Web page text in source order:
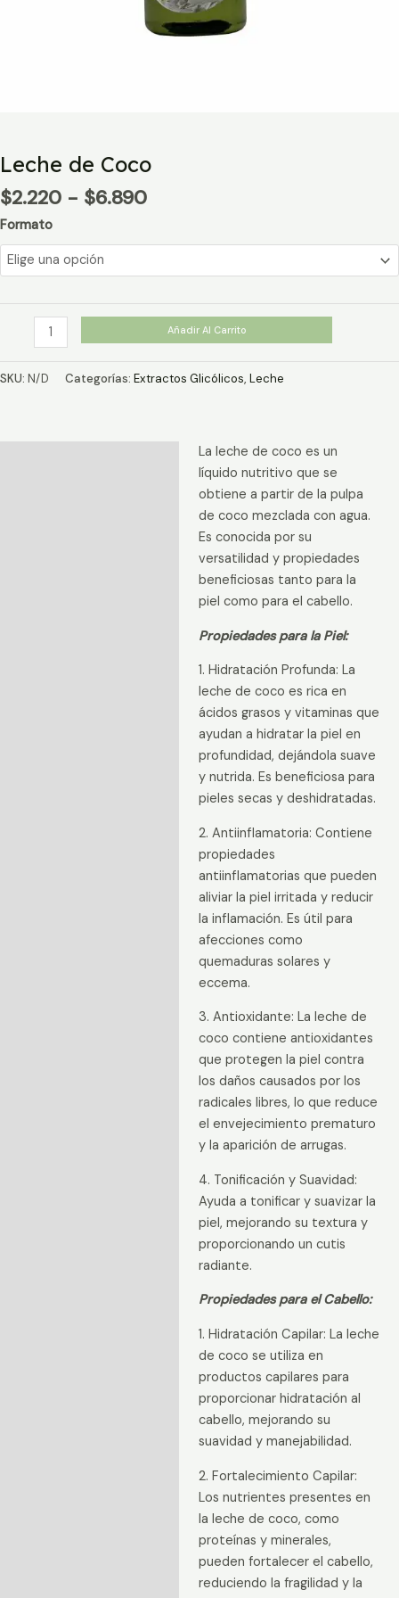
Leche de Coco
$2.220 - $6.890Rango
precios:
$2.220
hasta
$6.890
Formato
Añadir Al Carrito
SKU: N/D Categorías: Extractos Glicólicos, Leche
La leche de coco es un
líquido nutritivo que se
obtiene a partir de la pulpa
de coco mezclada con agua.
Es conocida por su
versatilidad y propiedades
beneficiosas tanto para la
piel como para el cabello.
Propiedades para la Piel:
1. Hidratación Profunda: La
leche de coco es rica en
ácidos grasos y vitaminas que
ayudan a hidratar la piel en
profundidad, dejándola suave
y nutrida. Es beneficiosa para
pieles secas y deshidratadas.
2. Antiinflamatoria: Contiene
propiedades
antiinflamatorias que pueden
aliviar la piel irritada y reducir
la inflamación. Es útil para
afecciones como
quemaduras solares y
eccema.
3. Antioxidante: La leche de
coco contiene antioxidantes
que protegen la piel contra
los daños causados por los
radicales libres, lo que reduce
el envejecimiento prematuro
y la aparición de arrugas.
4. Tonificación y Suavidad:
Ayuda a tonificar y suavizar la
piel, mejorando su textura y
proporcionando un cutis
radiante.
Propiedades para el Cabello:
1. Hidratación Capilar: La leche
de coco se utiliza en
productos capilares para
proporcionar hidratación al
cabello, mejorando su
suavidad y manejabilidad.
2. Fortalecimiento Capilar:
Los nutrientes presentes en
la leche de coco, como
proteínas y minerales,
pueden fortalecer el cabello,
reduciendo la fragilidad y la